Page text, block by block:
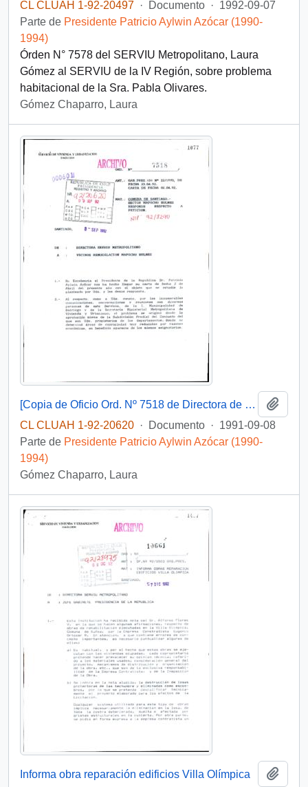
CL CLUAH 1-92-20497 · Documento · 1992-09-07
Parte de Presidente Patricio Aylwin Azócar (1990-
1994)
Órden N° 7578 del SERVIU Metropolitano, Laura
Gómez al SERVIU de la IV Región, sobre problema
habitacional de la Sra. Pabla Olivares.
Gómez Chaparro, Laura
[Copia de Oficio Ord. Nº 7518 de Directora de SERVIU Metropolitano, responde]
CL CLUAH 1-92-20620 · Documento · 1991-09-08
Parte de Presidente Patricio Aylwin Azócar (1990-
1994)
Gómez Chaparro, Laura
Informa obra reparación edificios Villa Olímpica